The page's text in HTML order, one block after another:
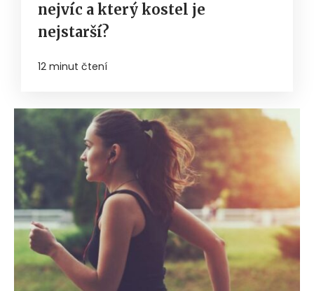
nejvíc a který kostel je
nejstarší?
12 minut čtení